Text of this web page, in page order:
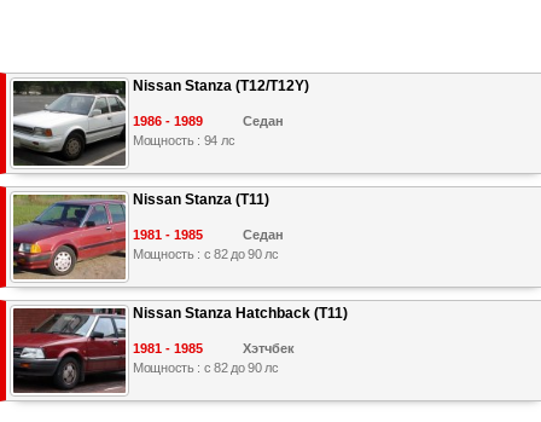
Nissan Stanza (T12/T12Y)
1986 - 1989
Седан
Мощность : 94 лс
Nissan Stanza (T11)
1981 - 1985
Седан
Мощность : с 82 до 90 лс
Nissan Stanza Hatchback (T11)
1981 - 1985
Хэтчбек
Мощность : с 82 до 90 лс